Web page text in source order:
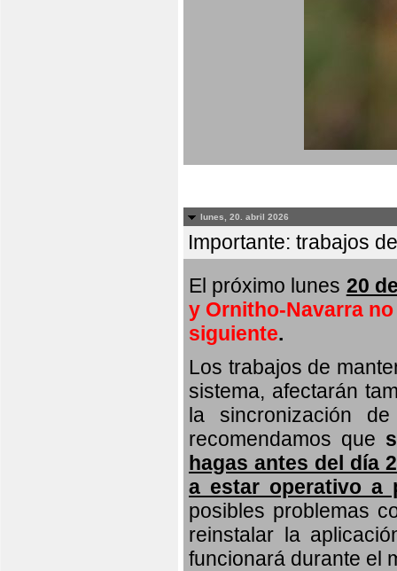
lunes, 20. abril 2026
Importante: trabajos
El próximo lunes 20
y Ornitho-Navarra
siguiente.
Los trabajos de
sistema, afectarán
la sincronización
recomendamos que s
hagas antes del día
a estar operativo a
posibles problemas
reinstalar la
funcionará durante el